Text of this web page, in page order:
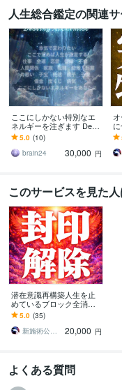
VBA:15年VC++:15年Visual
ビジネス・クリエイティ
ferretOne:15年STUDIO:15年
Excel:15年Google サイト
Google スライド:15年
Numbers:15年Pages:15年
EC Force:15年EC-CUBE:15
得意分野
占い 量子フィールドに刻ま
の扉を開く
神の素粒子意
コンサルティング・士業 魂
波・デルタ波による超越意識
神仏波動で直感経営を極め
智で導く人生設計セッション
イトコンサル 高次元導きの
ション
語学力
英語 ネイティブレベル
ロシア語
人生総合鑑定の関連
ここにしかない特別なエ
ネルギーを注ぎます Desti
ny Alchemist ここで望め
ば人生激変
5.0 (10)
brain24
30,000 円
り
メ
このサービスを見た
潜在意識再構築人生を止
めているブロック全消去
します 潜在意識再構築・
ブロック全消去施術◆本
来の成功人生へ戻します
5.0 (35)
新施術公開→≪相手意識強制変化≫◆星桜龍
20,000 円
よくある質問